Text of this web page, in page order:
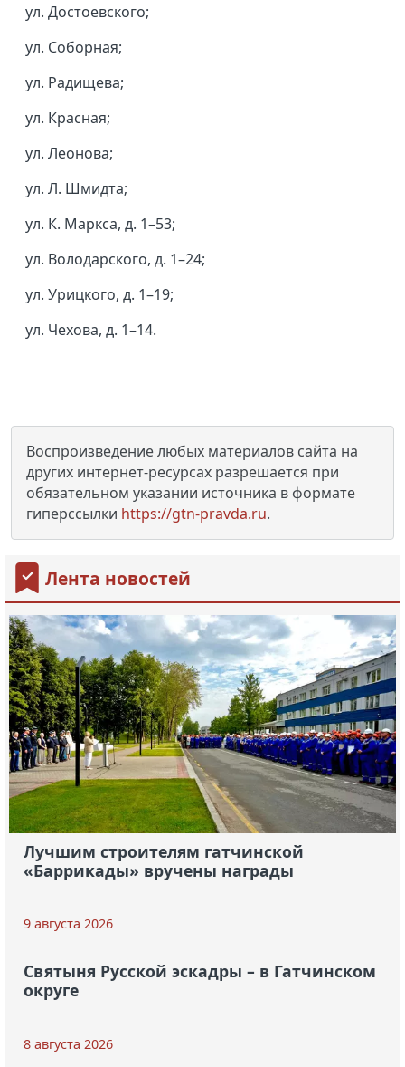
ул. Достоевского;
ул. Соборная;
ул. Радищева;
ул. Красная;
ул. Леонова;
ул. Л. Шмидта;
ул. К. Маркса, д. 1–53;
ул. Володарского, д. 1–24;
ул. Урицкого, д. 1–19;
ул. Чехова, д. 1–14.
Воспроизведение любых материалов сайта на
других интернет-ресурсах разрешается при
обязательном указании источника в формате
гиперссылки https://gtn-pravda.ru.
Лента новостей
Лучшим строителям гатчинской
«Баррикады» вручены награды
9 августа 2026
Святыня Русской эскадры – в Гатчинском
округе
8 августа 2026